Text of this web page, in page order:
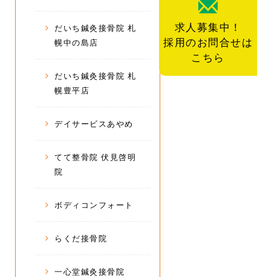
求人募集中！
採用のお問合せは
こちら
だいち鍼灸接骨院 札
幌中の島店
だいち鍼灸接骨院 札
幌豊平店
デイサービスあやめ
てて整骨院 伏見啓明
院
ボディコンフォート
らくだ接骨院
一心堂鍼灸接骨院